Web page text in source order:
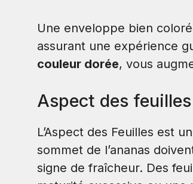
Une enveloppe bien
assurant une expérience
couleur dorée, vous
Aspect des feuilles
L’Aspect des Feuilles est
sommet de l’ananas
signe de fraîcheur. Des